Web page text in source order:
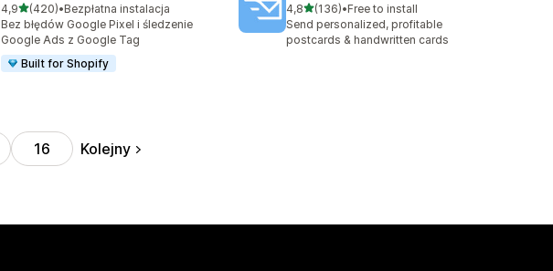
4,9na 5 gwiazdek
(420)
Łączna liczba recenzji: 420
•Bezpłatna instalacja
Bez błędów Google Pixel i śledzenie
Google Ads z Google Tag
Built for Shopify
4,8na 5 gwiazdek
(136)
Łączna liczba recenzji: 136
•Free to install
Send personalized, profitable
postcards & handwritten cards
16 Kolejny